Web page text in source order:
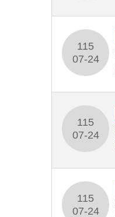
115
07-24
115
07-24
115
07-24